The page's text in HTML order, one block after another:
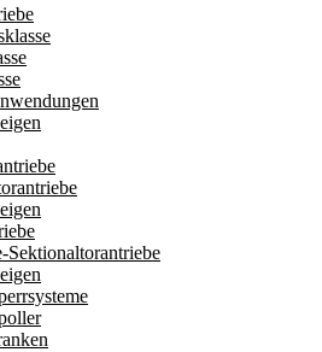
Sektionaltorantriebe